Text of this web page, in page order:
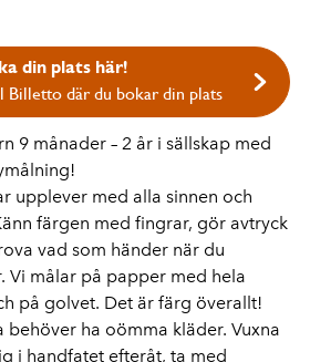
din plats här!
Billetto där du bokar din plats
9 månader – 2 år i sällskap med
upplever med alla sinnen och
färgen med fingrar, gör avtryck
vad som händer när du
Vi målar på papper med hela
på golvet. Det är färg överallt!
behöver ha oömma kläder. Vuxna
i handfatet efteråt, ta med